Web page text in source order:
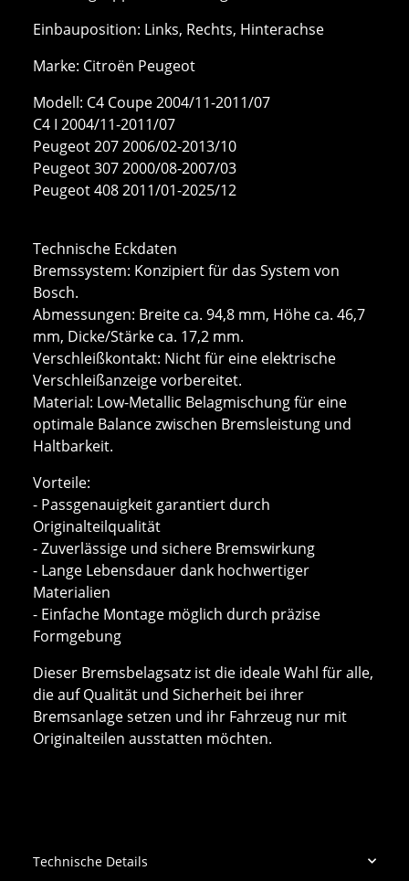
Einbauposition: Links, Rechts, Hinterachse
Marke: Citroën Peugeot
Modell: C4 Coupe 2004/11-2011/07
C4 I 2004/11-2011/07
Peugeot 207 2006/02-2013/10
Peugeot 307 2000/08-2007/03
Peugeot 408 2011/01-2025/12
Technische Eckdaten
Bremssystem: Konzipiert für das System von
Bosch.
Abmessungen: Breite ca. 94,8 mm, Höhe ca. 46,7
mm, Dicke/Stärke ca. 17,2 mm.
Verschleißkontakt: Nicht für eine elektrische
Verschleißanzeige vorbereitet.
Material: Low-Metallic Belagmischung für eine
optimale Balance zwischen Bremsleistung und
Haltbarkeit.
Vorteile:
- Passgenauigkeit garantiert durch
Originalteilqualität
- Zuverlässige und sichere Bremswirkung
- Lange Lebensdauer dank hochwertiger
Materialien
- Einfache Montage möglich durch präzise
Formgebung
Dieser Bremsbelagsatz ist die ideale Wahl für alle,
die auf Qualität und Sicherheit bei ihrer
Bremsanlage setzen und ihr Fahrzeug nur mit
Originalteilen ausstatten möchten.
Technische Details